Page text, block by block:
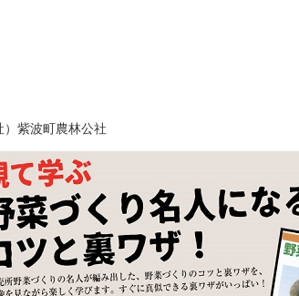
紫波町農林公社